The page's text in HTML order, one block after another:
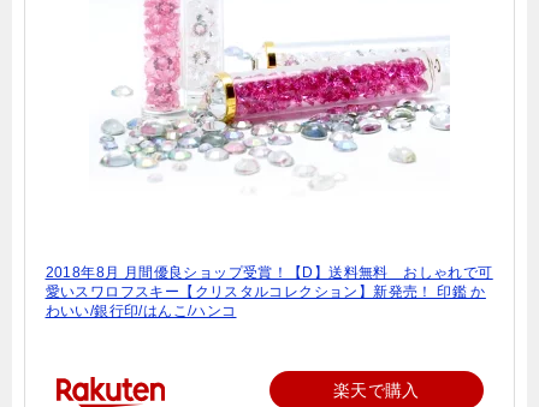
2018年8月 月間優良ショップ受賞！【D】送料無料 おしゃれで可
愛いスワロフスキー【クリスタルコレクション】新発売！ 印鑑 か
わいい/銀行印/はんこ/ハンコ
楽天で購入